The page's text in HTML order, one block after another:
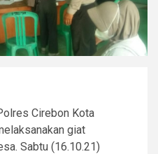
Cirebon Kota
giat
Sabtu (16.10.21)